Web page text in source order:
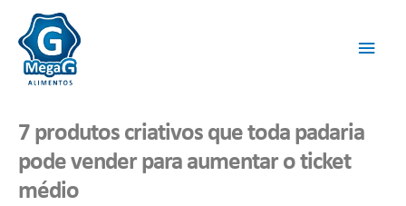
7 produtos criativos que toda padaria
pode vender para aumentar o ticket
médio